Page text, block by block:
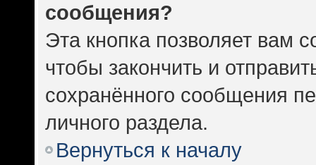
сообщения?
Эта кнопка позволяет вам
чтобы закончить и
сохранённого сообщения
личного раздела.
Вернуться к началу